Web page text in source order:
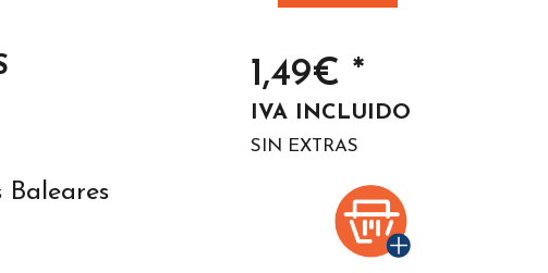
1,49€ *
IVA INCLUIDO
SIN EXTRAS
Baleares